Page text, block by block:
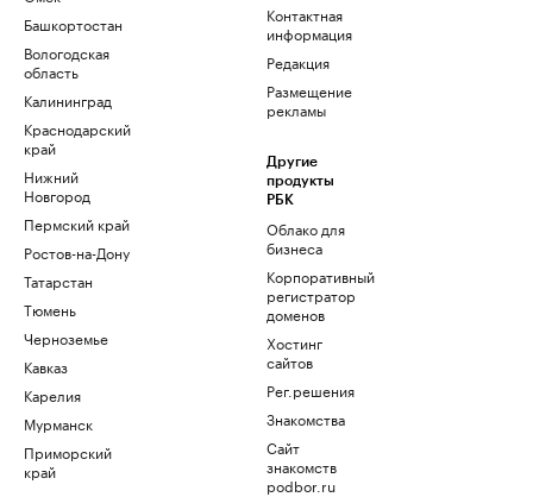
Башкортостан
Вологодская
область
Калининград
Краснодарский
край
Нижний
Новгород
Пермский край
Ростов-на-Дону
Татарстан
Тюмень
Черноземье
Кавказ
Карелия
Мурманск
Приморский
край
Контактная
информация
Редакция
Размещение
рекламы
Другие
продукты
РБК
Облако для
бизнеса
Корпоративный
регистратор
доменов
Хостинг
сайтов
Рег.решения
Знакомства
Сайт
знакомств
podbor.ru